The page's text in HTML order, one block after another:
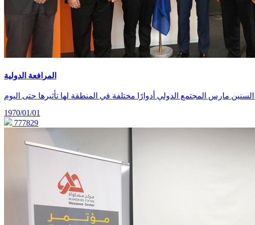
المرافعة الدولية
1970/01/01
777829